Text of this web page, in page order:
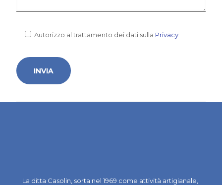
Autorizzo al trattamento dei dati sulla Privacy
La ditta Casolin, sorta nel 1969 come attività artigianale,